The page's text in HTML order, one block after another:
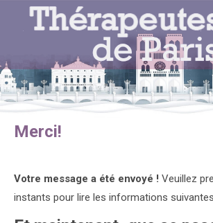
Vous êtes ici :
Merci!
Votre message a été envoyé ! Veuillez
instants pour lire les informations